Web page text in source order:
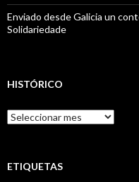
Enviado desde Galicia un
Solidariedade
HISTÓRICO
Histórico
ETIQUETAS